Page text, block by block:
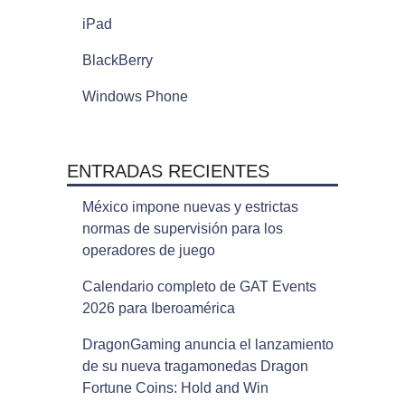
iPad
BlackBerry
Windows Phone
ENTRADAS RECIENTES
México impone nuevas y estrictas
normas de supervisión para los
operadores de juego
Calendario completo de GAT Events
2026 para Iberoamérica
DragonGaming anuncia el lanzamiento
de su nueva tragamonedas Dragon
Fortune Coins: Hold and Win